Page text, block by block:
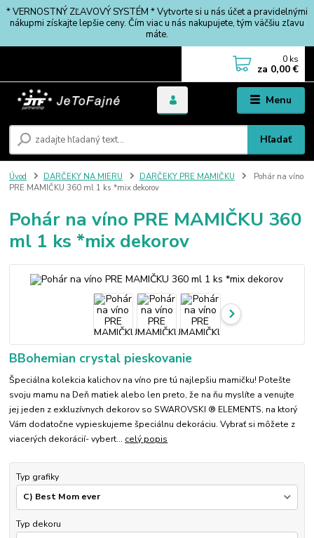
* VERNOSTNÝ ZĽAVOVÝ SYSTÉM * Vytvorte si u nás účet a pravidelnými
nákupmi získajte lepšie ceny. Čím viac u nás nakupujete, tým väčšiu zľavu
máte.
Menu
Hľadať
0 ks
za 0,00 €
Úvod DARČEKY NA MIERU DARČEKY PRE MAMIČKU
Pohár na víno
PRE MAMIČKU 360 ml 1 ks *mix dekorov
Pohár na víno PRE MAMIČKU 360
ml 1 ks *mix dekorov
BBohemian crystal pieskovanie
Špeciálna kolekcia kalichov na víno pre tú najlepšiu mamičku! Potešte
svoju mamu na Deň matiek alebo len preto, že na ňu myslíte a venujte
jej jeden z exkluzívnych dekorov so SWAROVSKI ® ELEMENTS, na ktorý
Vám dodatočne vypieskujeme špeciálnu dekoráciu. Vybrať si môžete z
viacerých dekorácií- vybert... celý popis
Typ grafiky
Typ dekoru